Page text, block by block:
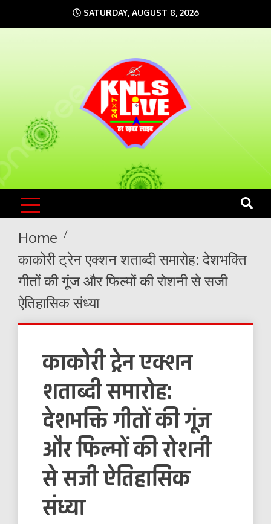
to
SATURDAY, AUGUST 8, 2026
KNLS LIVE
India`s No.1 News Portal
Home
काकोरी ट्रेन एक्शन शताब्दी समारोह: देशभक्ति
गीतों की गूंज और फिल्मों की रोशनी से सजी
ऐतिहासिक संध्या
काकोरी ट्रेन एक्शन
शताब्दी समारोह:
देशभक्ति गीतों की गूंज
और फिल्मों की रोशनी
से सजी ऐतिहासिक
संध्या